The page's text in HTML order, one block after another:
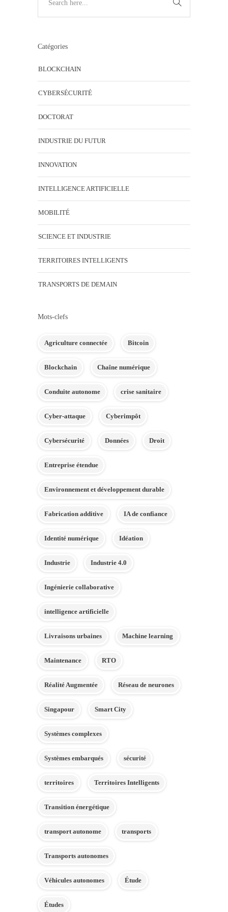
Catégories
BLOCKCHAIN
CYBERSÉCURITÉ
DOCTORAT
INDUSTRIE DU FUTUR
INNOVATION
INTELLIGENCE ARTIFICIELLE
MOBILITÉ
SCIENCE ET INDUSTRIE
TERRITOIRES INTELLIGENTS
TRANSPORTS DE DEMAIN
Mots-clefs
Agriculture connectée Bitcoin
Blockchain Chaîne numérique
Conduite autonome crise sanitaire
Cyber-attaque Cyberimpôt
Cybersécurité Données Droit
Entreprise étendue
Environnement et développement durable
Fabrication additive IA de confiance
Identité numérique Idéation
Industrie Industrie 4.0
Ingénierie collaborative
intelligence artificielle
Livraisons urbaines Machine learning
Maintenance RTO
Réalité Augmentée Réseau de neurones
Singapour Smart City
Systèmes complexes
Systèmes embarqués sécurité
territoires Territoires Intelligents
Transition énergétique
transport autonome transports
Transports autonomes
Véhicules autonomes Étude
Études